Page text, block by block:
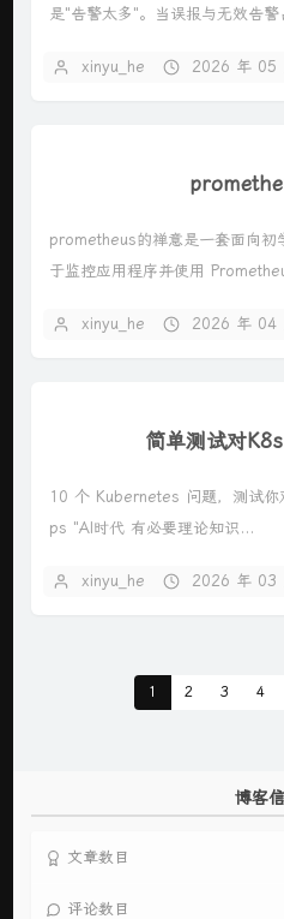
是"告警太多"。当误报与无效告
xinyu_he 2026 年 05
prometheus的禅意是一套面向初
于监控应用程序并使用
xinyu_he 2026 年 04
简单测试对
10 个 Kubernetes 问题，测试你
ps "AI时代 有必要理论知识...
xinyu_he 2026 年 03
1 2 3 4
博客
文章数目
评论数目